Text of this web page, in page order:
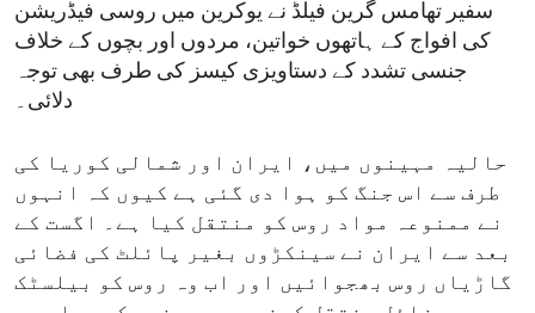
سفیر تھامس گرین فیلڈ نے یوکرین میں روسی فیڈریشن
کی افواج کے ہاتھوں خواتین، مردوں اور بچوں کے خلاف
جنسی تشدد کے دستاویزی کیسز کی طرف بھی توجہ
دلائی۔
حالیہ مہینوں میں، ایران اور شمالی کوریا کی
طرف سے اس جنگ کو ہوا دی گئی ہے کیوں کہ انہوں
نے ممنوعہ مواد روس کو منتقل کیا ہے۔ اگست کے
بعد سے ایران نے سینکڑوں بغیر پائلٹ کی فضائی
گاڑیاں روس بھجوائیں اور اب وہ روس کو بیلسٹک